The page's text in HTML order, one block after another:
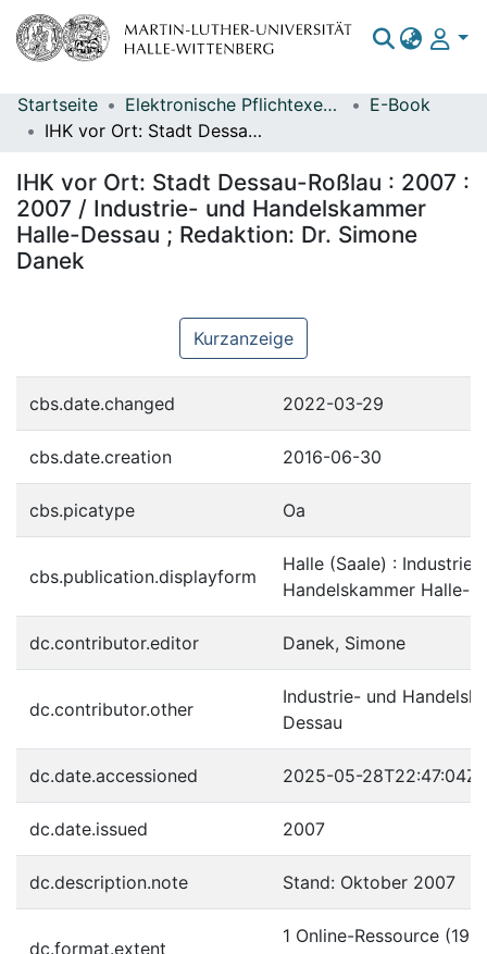
Bereiche & Sammlungen
Statistiken
Startseite Elektronische Pflichtexemplare
E-Book
IHK vor Ort: Stadt Dessau-Roßlau : 2007 : 2007 / Industrie- und Handelskammer Halle-Dessau ; Redaktion: Dr. Simone Danek
IHK vor Ort: Stadt Dessau-Roßlau : 2007 :
2007 / Industrie- und Handelskammer
Halle-Dessau ; Redaktion: Dr. Simone
Danek
Kurzanzeige
cbs.date.changed 2022-03-29
cbs.date.creation 2016-06-30
cbs.picatype Oa
cbs.publication.displayform
Halle (Saale) : Industrie-
Handelskammer Halle-
dc.contributor.editor Danek, Simone
dc.contributor.other
Industrie- und
Dessau
dc.date.accessioned 2025-05-28T22:47:04Z
dc.date.issued 2007
dc.description.note Stand: Oktober 2007
dc.format.extent
1 Online-Ressource (19